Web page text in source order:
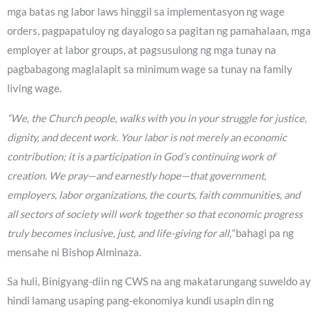
mga batas ng labor laws hinggil sa implementasyon ng wage
orders, pagpapatuloy ng dayalogo sa pagitan ng pamahalaan, mga
employer at labor groups, at pagsusulong ng mga tunay na
pagbabagong maglalapit sa minimum wage sa tunay na family
living wage.
“We, the Church people, walks with you in your struggle for justice,
dignity, and decent work. Your labor is not merely an economic
contribution; it is a participation in God’s continuing work of
creation. We pray—and earnestly hope—that government,
employers, labor organizations, the courts, faith communities, and
all sectors of society will work together so that economic progress
truly becomes inclusive, just, and life-giving for all,”bahagi pa ng
mensahe ni Bishop Alminaza.
Sa huli, Binigyang-diin ng CWS na ang makatarungang suweldo ay
hindi lamang usaping pang-ekonomiya kundi usapin din ng